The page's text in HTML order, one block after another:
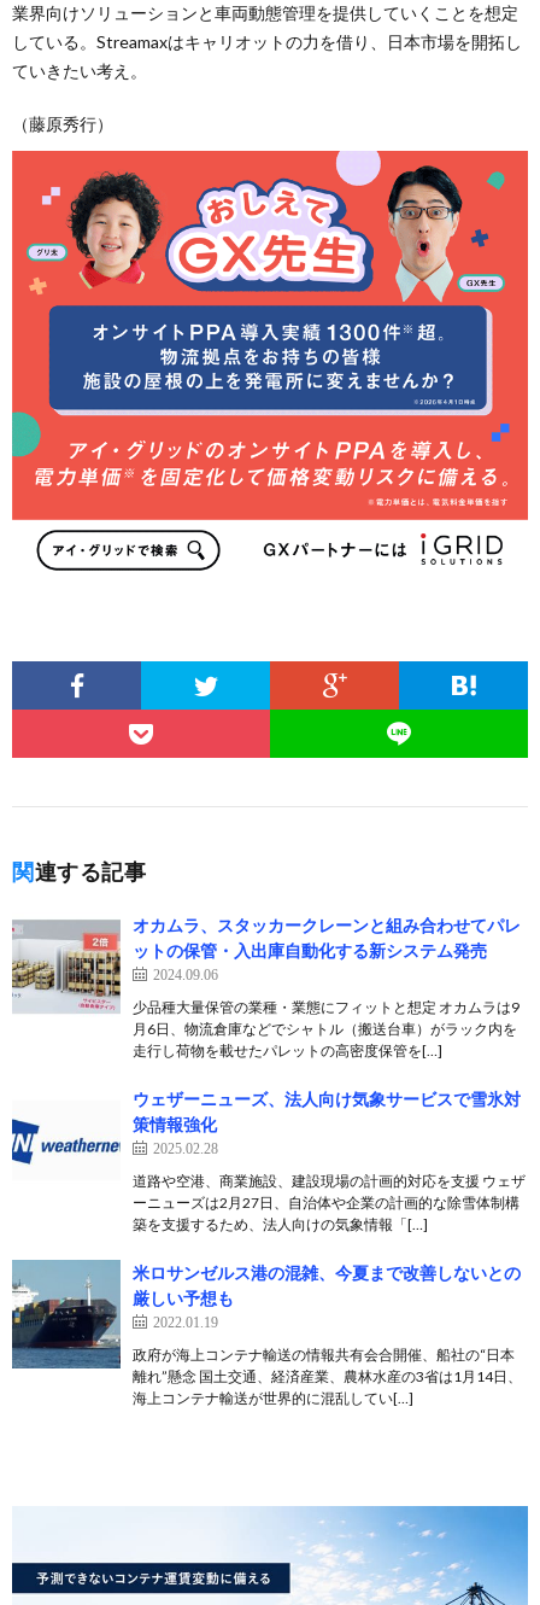
業界向けソリューションと車両動態管理を提供していくことを想定
している。Streamaxはキャリオットの力を借り、日本市場を開拓し
ていきたい考え。
（藤原秀行）
関連する記事
オカムラ、スタッカークレーンと組み合わせてパレ
ットの保管・入出庫自動化する新システム発売
2024.09.06
少品種大量保管の業種・業態にフィットと想定 オカムラは9
月6日、物流倉庫などでシャトル（搬送台車）がラック内を
走行し荷物を載せたパレットの高密度保管を[…]
ウェザーニューズ、法人向け気象サービスで雪氷対
策情報強化
2025.02.28
道路や空港、商業施設、建設現場の計画的対応を支援 ウェザ
ーニューズは2月27日、自治体や企業の計画的な除雪体制構
築を支援するため、法人向けの気象情報「[…]
米ロサンゼルス港の混雑、今夏まで改善しないとの
厳しい予想も
2022.01.19
政府が海上コンテナ輸送の情報共有会合開催、船社の“日本
離れ”懸念 国土交通、経済産業、農林水産の3省は1月14日、
海上コンテナ輸送が世界的に混乱してい[…]